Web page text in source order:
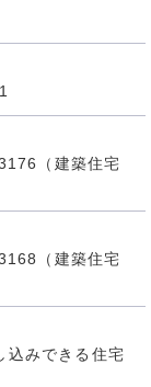
（建築住宅
（建築住宅
込みできる住宅